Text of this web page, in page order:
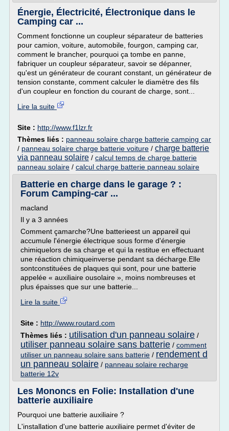
Énergie, Électricité, Électronique dans le
Camping car ...
Comment fonctionne un coupleur séparateur de batteries
pour camion, voiture, automobile, fourgon, camping car,
comment le brancher, pourquoi ça tombe en panne,
fabriquer un coupleur séparateur, savoir se dépanner,
qu'est un générateur de courant constant, un générateur de
tension constante, comment calculer le diamètre des fils
d'un coupleur en fonction du courant de charge, sont...
Lire la suite
Site : http://www.f1lzr.fr
Thèmes liés : panneau solaire charge batterie camping car
/ panneau solaire charge batterie voiture / charge batterie
via panneau solaire / calcul temps de charge batterie
panneau solaire / calcul charge batterie panneau solaire
Batterie en charge dans le garage ? :
Forum Camping-car ...
macland
Il y a 3 années
Comment çamarche?Une batterieest un appareil qui
accumule l'énergie électrique sous forme d'énergie
chimiquelors de sa charge et qui la restitue en effectuant
une réaction chimiqueinverse pendant sa décharge.Elle
sontconstituées de plaques qui sont, pour une batterie
appelée « auxiliaire ousolaire », moins nombreuses et
plus épaisses que sur une batterie...
Lire la suite
Site : http://www.routard.com
Thèmes liés : utilisation d'un panneau solaire /
utiliser panneau solaire sans batterie / comment
utiliser un panneau solaire sans batterie / rendement d
un panneau solaire / panneau solaire recharge
batterie 12v
Les Mononcs en Folie: Installation d'une
batterie auxiliaire
Pourquoi une batterie auxiliaire ?
L'installation d'une batterie auxiliaire permet d'éviter de